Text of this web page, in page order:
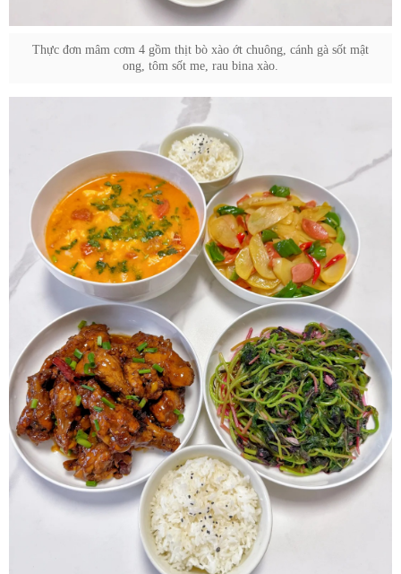
Thực đơn mâm cơm 4 gồm thịt bò xào ớt chuông, cánh gà sốt mật
ong, tôm sốt me, rau bina xào.